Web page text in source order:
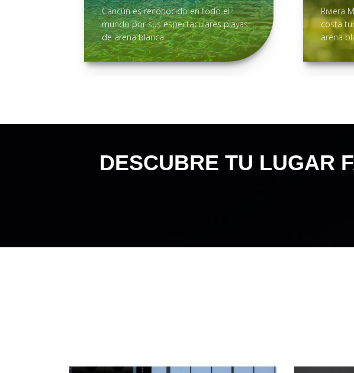
Cancún es reconocido en todo el
mundo por sus espectaculares playas
de arena blanca...
Riviera
costa
arena
DESCUBRE TU LUGAR